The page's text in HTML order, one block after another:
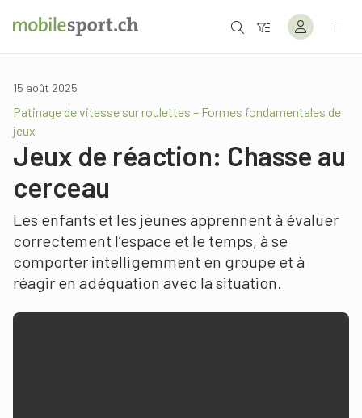
15 août 2025
Patinage de vitesse sur roulettes – Formes fondamentales de
jeux
Jeux de réaction: Chasse au
cerceau
Les enfants et les jeunes apprennent à évaluer
correctement l’espace et le temps, à se
comporter intelligemment en groupe et à
réagir en adéquation avec la situation.